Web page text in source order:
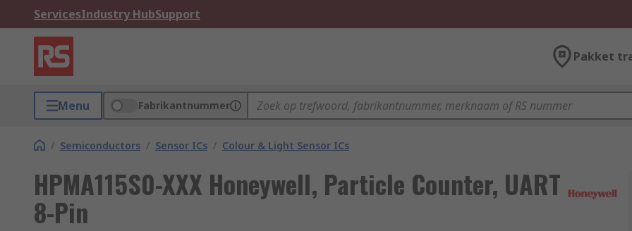
ServicesIndustry HubSupport
Pakket
Menu Fabrikantnummer
/ Semiconductors / Sensor ICs / Colour & Light Sensor ICs
HPMA115S0-XXX Honeywell, Particle Counter, UART
8-Pin